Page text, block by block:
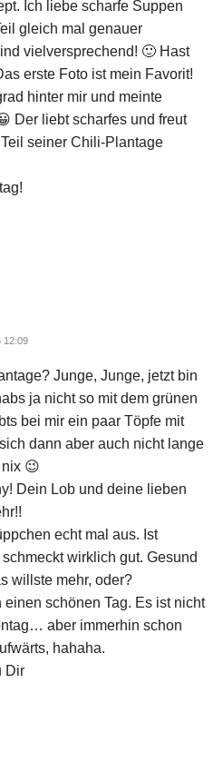
Ich liebe scharfe Suppen
gleich mal genauer
vielversprechend! 🙂 Hast
erste Foto ist mein Favorit!
hinter mir und meinte
Der liebt scharfes und freut
seiner Chili-Plantage
12:09
Junge, Junge, jetzt bin
ja nicht so mit dem grünen
bei mir ein paar Töpfe mit
dann aber auch nicht lange
😉
Dein Lob und deine lieben
echt mal aus. Ist
wirklich gut. Gesund
willste mehr, oder?
einen schönen Tag. Es ist nicht
aber immerhin schon
hahaha.
Dir